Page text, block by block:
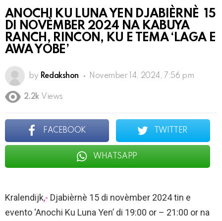
ANOCHI KU LUNA YEN DJABIÈRNÈ 15
DI NOVÈMBER 2024 NA KABUYA
RANCH, RINCON, KU E TEMA ‘LAGA E
AWA YOBE’
by Redakshon November 14, 2024, 7:56 pm
2.2k Views
FACEBOOK TWITTER
WHATSAPP
Kralendijk,- Djabièrnè 15 di novèmber 2024 tin e
evento ‘Anochi Ku Luna Yen’ di 19:00 or – 21:00 or na